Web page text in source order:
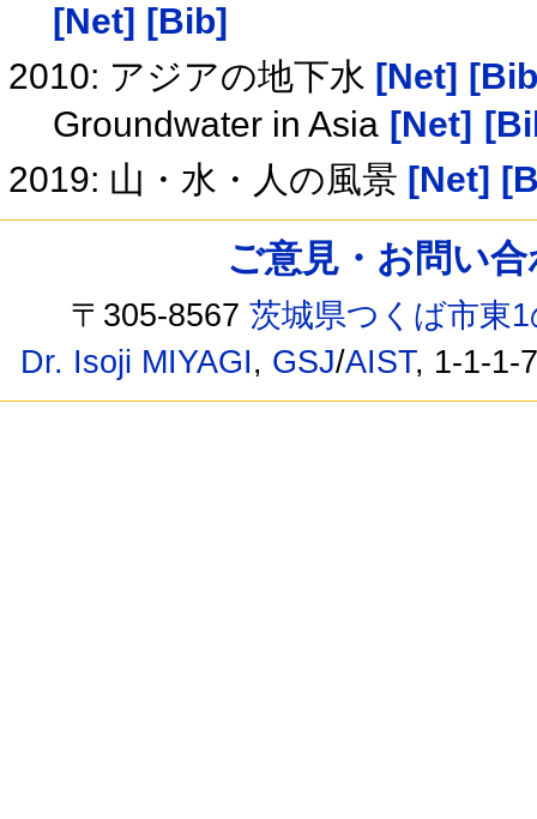
[Net] [Bib]
2010: アジアの地下水 [Net]
Groundwater in Asia [Net]
2019: 山・水・人の風景 [Net]
ご意見・お問い
〒305-8567茨城県つくば市東
Dr. Isoji MIYAGI, GSJ/AIST, 1-1-1-